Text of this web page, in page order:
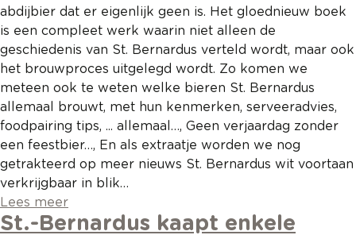
abdijbier dat er eigenlijk geen is. Het gloednieuw boek
is een compleet werk waarin niet alleen de
geschiedenis van St. Bernardus verteld wordt, maar ook
het brouwproces uitgelegd wordt. Zo komen we
meteen ook te weten welke bieren St. Bernardus
allemaal brouwt, met hun kenmerken, serveeradvies,
foodpairing tips, ... allemaal…, Geen verjaardag zonder
een feestbier…, En als extraatje worden we nog
getrakteerd op meer nieuws St. Bernardus wit voortaan
verkrijgbaar in blik…
Lees meer
St.-Bernardus kaapt enkele